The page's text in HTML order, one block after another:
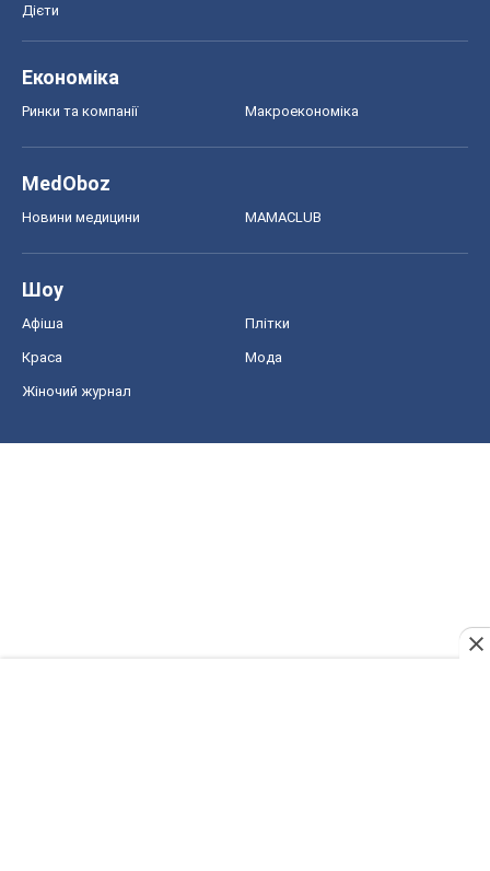
Дієти
Економіка
Ринки та компанії Макроекономіка
MedOboz
Новини медицини MAMACLUB
Шоу
Афіша Плітки
Краса Мода
Жіночий журнал